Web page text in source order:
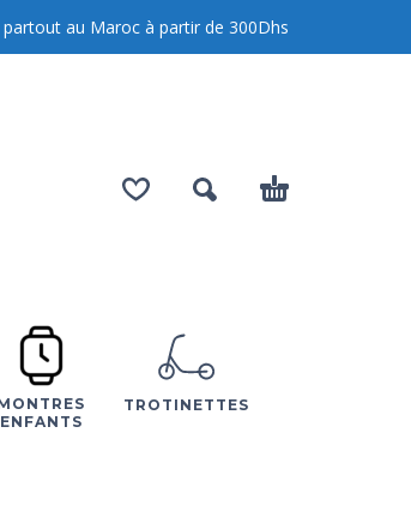
au Maroc à partir de 300Dhs
ENFANTS
TROTINETTES